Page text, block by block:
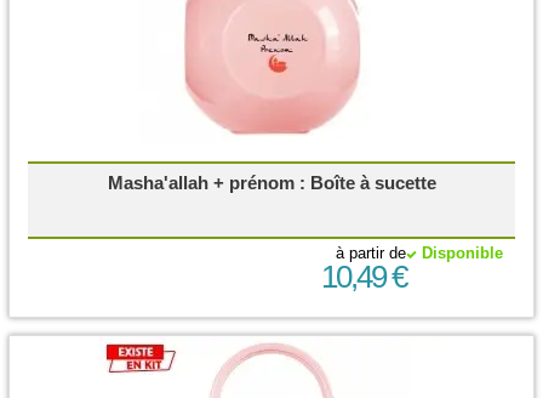
Masha'allah + prénom : Boîte à sucette
Disponible
à partir de
10,49 €